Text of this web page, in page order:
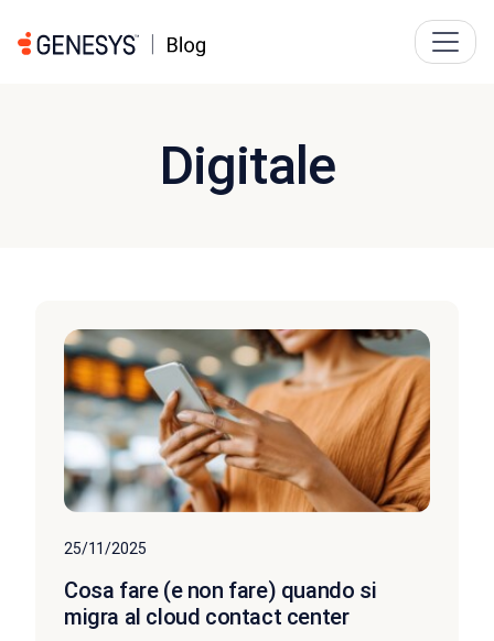
Digitale
25/11/2025
Cosa fare (e non fare) quando si
migra al cloud contact center